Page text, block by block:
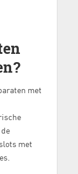
met
met